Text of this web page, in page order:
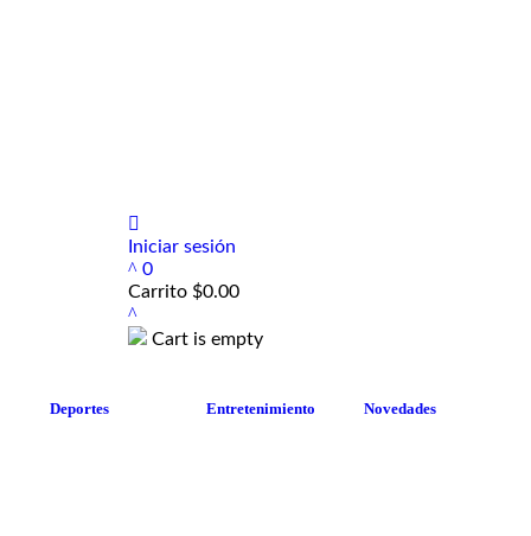
Iniciar sesión
0
Carrito $0.00
Cart is empty
Deportes Entretenimiento Novedades